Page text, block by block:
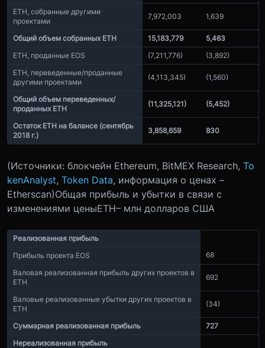
ETH, собранные другими
проектами
7,972,003 1,639
Общий объем собранных ETH 15,183,779
5,463
ETH, проданные EOS
(7,211,776)
(3,892)
ETH, переведенные/проданные
другими проектами
(4,113,345) (1,560)
Общий объем переведенных/
проданных ETH
(11,325,121) (5,452)
Остаток ETH на балансе (сентябрь
2018 г.)
3,858,659 830
(Источники: блокчейн Ethereum, BitMEX Research, To
kenAnalyst, Token Data, информация о ценах –
Etherscan)Общая прибыль и убытки в связи с
изменениями ценыETH– млн долларов США
Реализованная прибыль
Прибыль проекта EOS
68
Валовая реализованная прибыль других проектов в
ETH
692
Валовые реализованные убытки других проектов в
ETH
(34)
Суммарная реализованная прибыль
727
Нереализованная прибыль